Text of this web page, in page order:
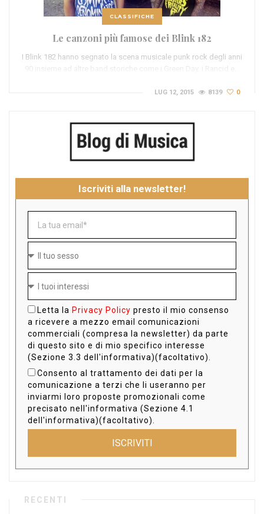
CLASSIFICHE
Le canzoni più famose dei Blink 182
I Blink 182 hanno segnato la scena musicale punk rock degli anni
90 insieme ad altre band storiche come i Green Day, i Rancid e…
LUG 12, 2015 8139 0
Iscriviti alla newsletter!
Letta la Privacy Policy presto il mio consenso
a ricevere a mezzo email comunicazioni
commerciali (compresa la newsletter) da parte
di questo sito e di mio specifico interesse
(Sezione 3.3 dell'informativa)(facoltativo).
Consento al trattamento dei dati per la
comunicazione a terzi che li useranno per
inviarmi loro proposte promozionali come
precisato nell'informativa (Sezione 4.1
dell'informativa)(facoltativo).
ISCRIVITI
RECENTI